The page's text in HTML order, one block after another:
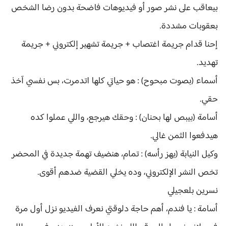
بيعاقب على نشر صور أو فيديوهات فاضحة بدون رضا الشخص
بعقوبات مشددة.
إحنا قدام جريمة اغتصاب + جريمة تشهير إلكتروني + جريمة
تهديد.
أسماء (بصوت مبحوح) : هو حياتي كلها اتدمرت، بس نفسي آخذ
حقي.
أسامة (بيبص لها بحنان) : وحقك هيرجع، واللي عملوا كده
هيدفعوا الثمن غالي.
وكيل النيابة (يهز رأسه) : تمام، هنضيف تهمة جديدة في المحضر
تخص النشر الإلكتروني، وده يخلي القضية ضدهم أقوى.
نسرين بلعجيلي
أسامة : يا فندم، أهم حاجة دلوقتي نعرف الفيديو نزل أول مرة